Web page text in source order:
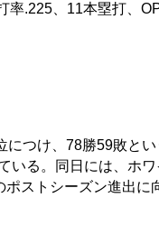
率.225、11本塁打、
つけ、78勝59敗と
いる。同日には、ホ
ストシーズン進出に